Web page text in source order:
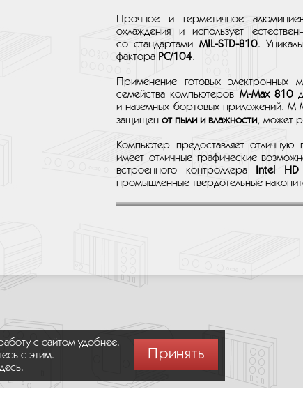
Прочное и герметичное
охлаждения и использует
со стандартами MIL-STD-810.
фактора PC/104.
Применение готовых электронных
семейства компьютеров M-Max 810
и наземных бортовых приложений.
защищен от пыли и влажности, может
Компьютер предоставляет
имеет отличные графические
встроенного контроллераIntel HD
промышленные твердотельные
с сайтом удобнее.
с этим.
.
Принять